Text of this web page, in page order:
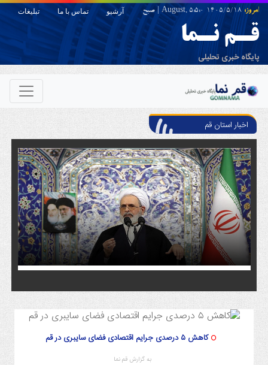
امروز:1405/5/18 August,
5:5:0
|صبح تبلیغات تماس با ما آرشیو
قـم نـما
پایگاه خبری تحلیلی
اخبار استان قم
کاهش ۵ درصدی جرایم اقتصادی فضای سایبری در قم
به گزارش قم نما